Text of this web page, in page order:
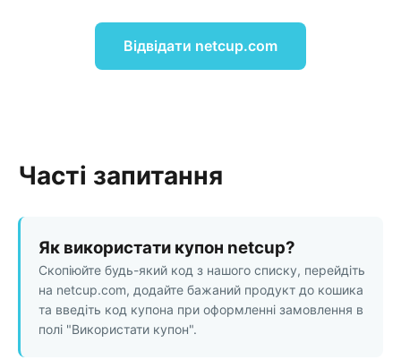
Відвідати netcup.com
Часті запитання
Як використати купон netcup?
Скопіюйте будь-який код з нашого списку, перейдіть
на netcup.com, додайте бажаний продукт до кошика
та введіть код купона при оформленні замовлення в
полі "Використати купон".